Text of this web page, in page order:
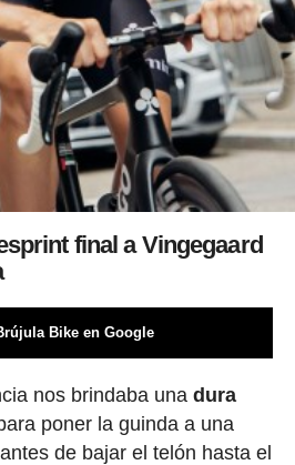
final a Vingegaard
Bike en Google
nos brindaba una dura
poner la guinda a una
de bajar el telón hasta el